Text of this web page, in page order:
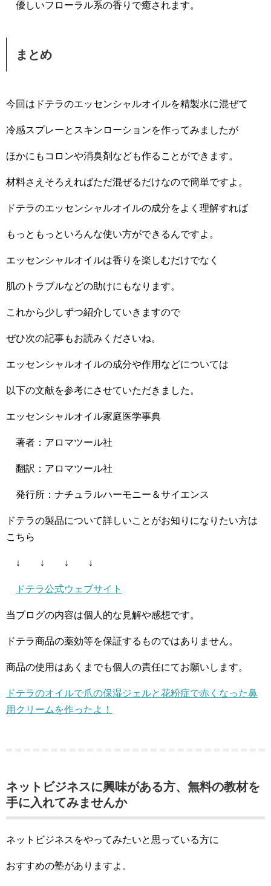
優しいフローラル系の香りで癒されます。
まとめ
今回はドテラのエッセンシャルオイルを精製水に混ぜて
冷感スプレーとスキンローションを作ってみましたが
ほかにもコロンや消臭剤なども作ることができます。
材料さえそろえればただ混ぜるだけなので簡単ですよ。
ドテラのエッセンシャルオイルの成分をよく理解すれば
もっともっといろんな使い方ができるんですよ。
エッセンシャルオイルは香りを楽しむだけでなく
肌のトラブルなどの助けにもなります。
これから少しずつ紹介していきますので
ぜひ次の記事もお読みくださいね。
エッセンシャルオイルの成分や作用などについては
以下の文献を参考にさせていただきました。
エッセンシャルオイル家庭医学事典
著者：アロマツール社
翻訳：アロマツール社
発行所：ナチュラルハーモニー＆サイエンス
ドテラの製品について詳しいことがお知りになりたい方は
こちら
↓ ↓ ↓ ↓
ドテラ公式ウェブサイト
当ブログの内容は個人的な見解や感想です。
ドテラ商品の薬効等を保証するものではありません。
商品の使用はあくまでも個人の責任にてお願いします。
ドテラのオイルで爪の保湿ジェルと花粉症で赤くなった鼻
用クリームを作ったよ！
ネットビジネスに興味がある方、無料の教材を
手に入れてみませんか
ネットビジネスをやってみたいと思っている方に
おすすめの塾がありますよ。